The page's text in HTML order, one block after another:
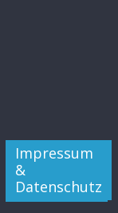
Impressum
&
Datenschutz